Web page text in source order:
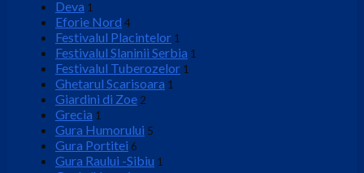
Deva 1
Eforie Nord 4
Festivalul Placintelor 1
Festivalul Slaninii Serbia 1
Festivalul Tuberozelor 1
Ghetarul Scarisoara 1
Giardini di Zoe 2
Grecia 1
Gura Humorului 5
Gura Portitei 6
Gura Raului -Sibiu 1